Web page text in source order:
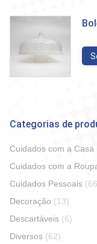
Categorias de
Cuidados com a Casa
Cuidados com a
Cuidados Pessoais
Decoração (13)
Descartáveis (6)
Diversos (62)